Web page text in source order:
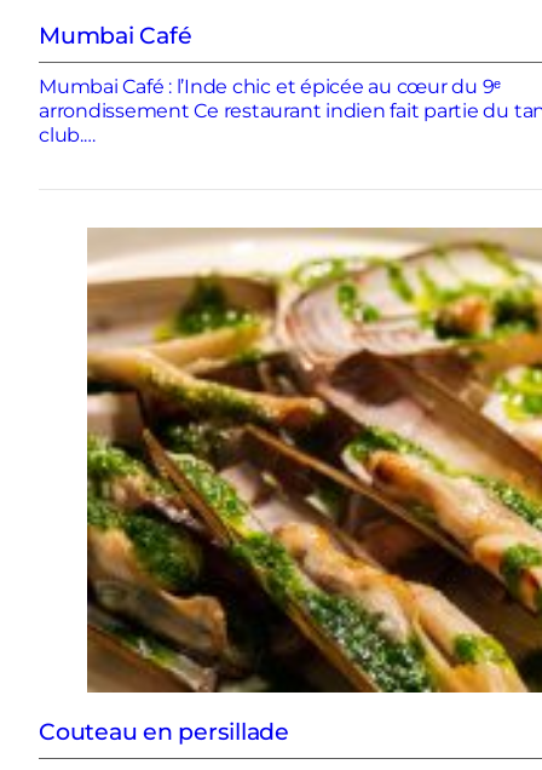
Mumbai Café
Mumbai Café : l’Inde chic et épicée au cœur du 9ᵉ
arrondissement Ce restaurant indien fait partie du
club.…
Couteau en persillade